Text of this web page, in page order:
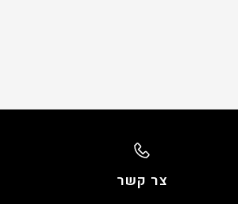
צר קשר